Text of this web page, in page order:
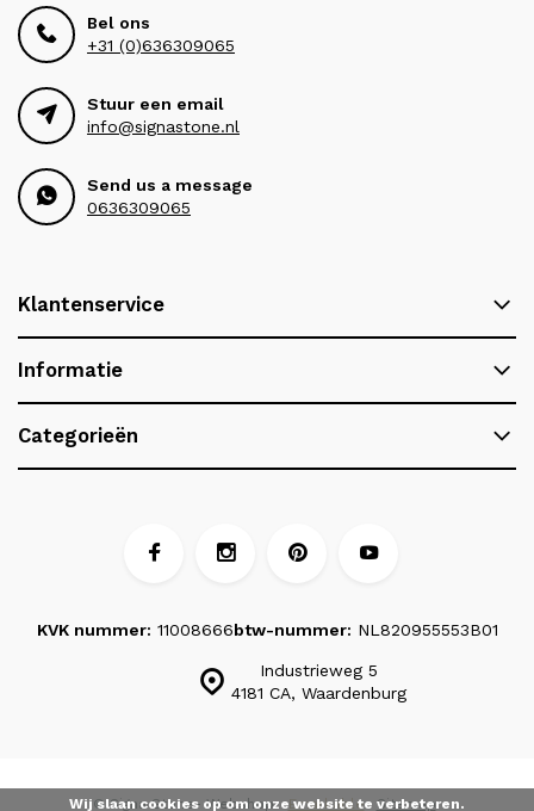
Bel ons
+31 (0)636309065
Stuur een email
info@signastone.nl
Send us a message
0636309065
Klantenservice
Informatie
Categorieën
Industrieweg 5
4181 CA, Waardenburg
KVK nummer: 11008666btw-nummer: NL820955553B01
© Signa Stone- Webshop: Emarkable Sitemap
Wij slaan cookies op om onze website te verbeteren.